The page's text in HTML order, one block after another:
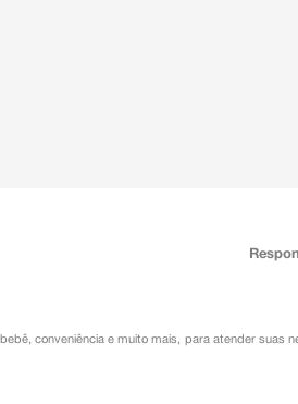
, conveniênciae muito mais, para atender suas